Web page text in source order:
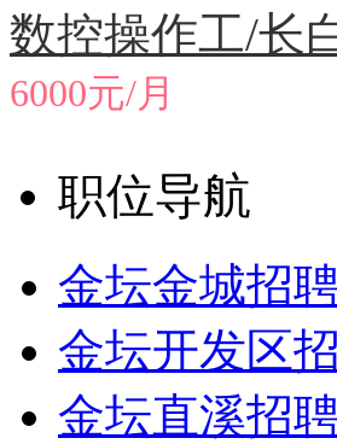
数控操作工/长
6000元/月
职位导航
金坛金城招
金坛开发区
金坛直溪招